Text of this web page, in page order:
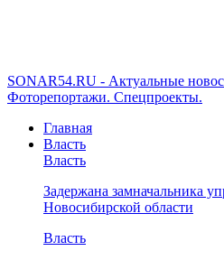
SONAR54.RU - Актуальные
Фоторепортажи. Спецпроекты.
Главная
Власть
Власть
Задержана замначальника
Новосибирской области
Власть